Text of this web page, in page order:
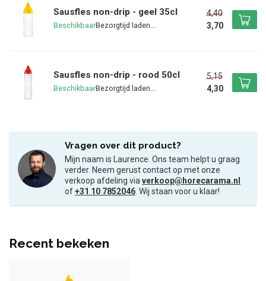
Sausfles non-drip - geel 35cl
Beschikbaar
4,40
3,70
Sausfles non-drip - rood 50cl
Beschikbaar
5,15
4,30
Vragen over dit product?
Mijn naam is Laurence. Ons team helpt u graag
verder. Neem gerust contact op met onze
verkoop afdeling viaverkoop@horecarama.nl
of+31 10 7852046. Wij staan voor u klaar!
Recent bekeken